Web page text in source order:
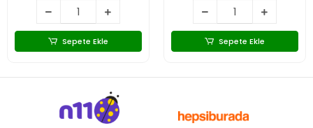
Sepete Ekle Sepete Ekle